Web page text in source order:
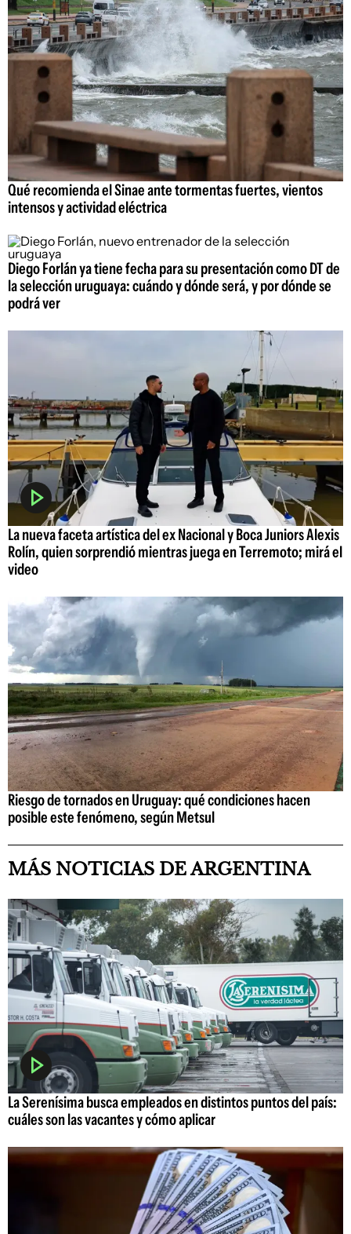
Qué recomienda el Sinae ante tormentas fuertes, vientos
intensos y actividad eléctrica
Diego Forlán ya tiene fecha para su presentación como DT de
la selección uruguaya: cuándo y dónde será, y por dónde se
podrá ver
La nueva faceta artística del ex Nacional y Boca Juniors Alexis
Rolín, quien sorprendió mientras juega en Terremoto; mirá el
video
Riesgo de tornados en Uruguay: qué condiciones hacen
posible este fenómeno, según Metsul
MÁS NOTICIAS DE ARGENTINA
La Serenísima busca empleados en distintos puntos del país:
cuáles son las vacantes y cómo aplicar